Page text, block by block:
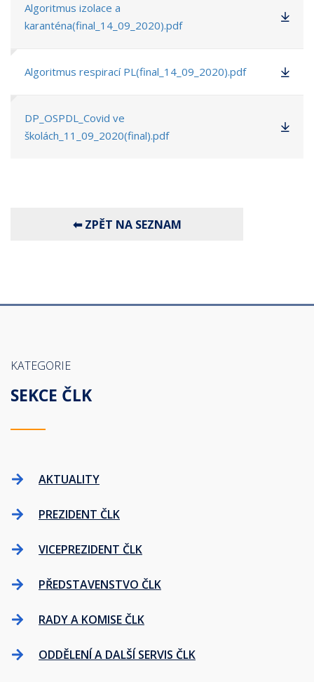
Algoritmus izolace a
karanténa(final_14_09_2020).pdf
Algoritmus respirací PL(final_14_09_2020).pdf
DP_OSPDL_Covid ve
školách_11_09_2020(final).pdf
KATEGORIE
SEKCE ČLK
AKTUALITY
PREZIDENT ČLK
VICEPREZIDENT ČLK
PŘEDSTAVENSTVO ČLK
RADY A KOMISE ČLK
ODDĚLENÍ A DALŠÍ SERVIS ČLK